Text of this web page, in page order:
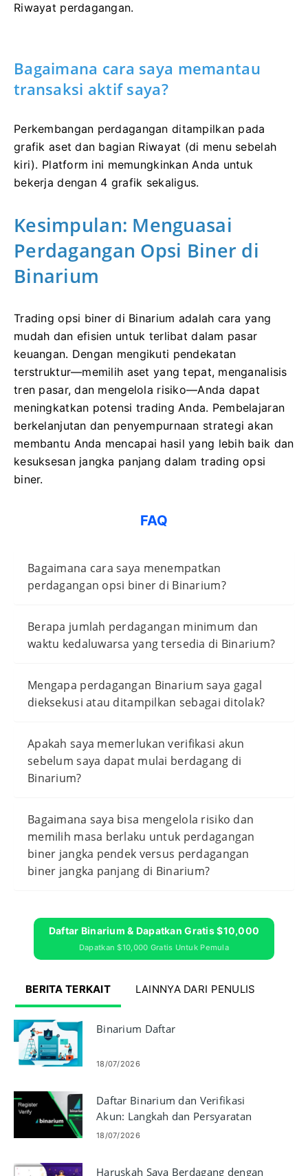
Riwayat perdagangan.
Bagaimana cara saya memantau
transaksi aktif saya?
Perkembangan perdagangan ditampilkan pada
grafik aset dan bagian Riwayat (di menu sebelah
kiri). Platform ini memungkinkan Anda untuk
bekerja dengan 4 grafik sekaligus.
Kesimpulan: Menguasai
Perdagangan Opsi Biner di
Binarium
Trading opsi biner di Binarium adalah cara yang
mudah dan efisien untuk terlibat dalam pasar
keuangan. Dengan mengikuti pendekatan
terstruktur—memilih aset yang tepat, menganalisis
tren pasar, dan mengelola risiko—Anda dapat
meningkatkan potensi trading Anda. Pembelajaran
berkelanjutan dan penyempurnaan strategi akan
membantu Anda mencapai hasil yang lebih baik dan
kesuksesan jangka panjang dalam trading opsi
biner.
FAQ
Bagaimana cara saya menempatkan
perdagangan opsi biner di Binarium?
Berapa jumlah perdagangan minimum dan
waktu kedaluwarsa yang tersedia di Binarium?
Mengapa perdagangan Binarium saya gagal
dieksekusi atau ditampilkan sebagai ditolak?
Apakah saya memerlukan verifikasi akun
sebelum saya dapat mulai berdagang di
Binarium?
Bagaimana saya bisa mengelola risiko dan
memilih masa berlaku untuk perdagangan
biner jangka pendek versus perdagangan
biner jangka panjang di Binarium?
Daftar Binarium & Dapatkan Gratis $10,000
Dapatkan $10,000 Gratis Untuk Pemula
BERITA TERKAIT LAINNYA DARI PENULIS
Binarium Daftar
18/07/2026
Daftar Binarium dan Verifikasi
Akun: Langkah dan Persyaratan
18/07/2026
Haruskah Saya Berdagang dengan